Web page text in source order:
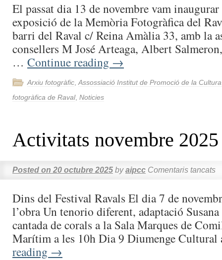
El passat dia 13 de novembre vam
exposició de la Memòria Fotogràfica del
barri del Raval c/ Reina Amàlia 33, amb la
consellers M José Arteaga, Albert
… Continue reading →
Arxiu fotogràfic Assossiació Institut de Promoció de la
fotogràfica de Raval, Noticies
Activitats novembre 2025
Posted on 20 octubre 2025 by aipcc Comentaris tancats
Dins del Festival Ravals El dia 7 de
l’obra Un tenorio diferent, adaptació
cantada de corals a la Sala Marques de
Marítim a les 10h Dia 9 Diumenge
reading →